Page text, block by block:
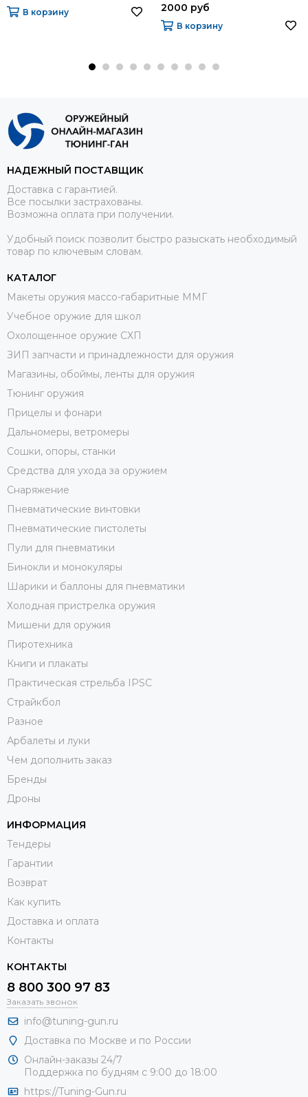
В корзину 2000 руб
В корзину
НАДЕЖНЫЙ ПОСТАВЩИК
Доставка с гарантией.
Все посылки застрахованы.
Возможна оплата при получении.
Удобный поиск позволит быстро разыскать необходимый
товар по ключевым словам.
КАТАЛОГ
Макеты оружия массо-габаритные ММГ
Учебное оружие для школ
Охолощенное оружие СХП
ЗИП запчасти и принадлежности для оружия
Магазины, обоймы, ленты для оружия
Тюнинг оружия
Прицелы и фонари
Дальномеры, ветромеры
Сошки, опоры, станки
Средства для ухода за оружием
Снаряжение
Пневматические винтовки
Пневматические пистолеты
Пули для пневматики
Бинокли и монокуляры
Шарики и баллоны для пневматики
Холодная пристрелка оружия
Мишени для оружия
Пиротехника
Книги и плакаты
Практическая стрельба IPSC
Страйкбол
Разное
Арбалеты и луки
Чем дополнить заказ
Бренды
Дроны
ИНФОРМАЦИЯ
Тендеры
Гарантии
Возврат
Как купить
Доставка и оплата
Контакты
КОНТАКТЫ
8 800 300 97 83
Заказать звонок
info@tuning-gun.ru
Доставка по Москве и по России
Онлайн-заказы 24/7
Поддержка по будням с 9:00 до 18:00
https://Tuning-Gun.ru